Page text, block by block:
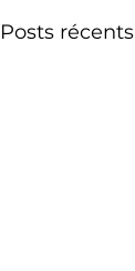
Posts récents